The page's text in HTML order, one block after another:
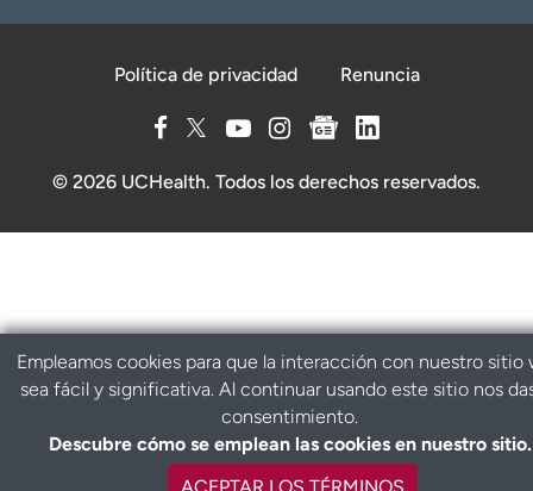
Política de privacidad Renuncia
© 2026 UCHealth. Todos los derechos reservados.
Empleamos cookies para que la interacción con nuestro sitio
sea fácil y significativa. Al continuar usando este sitio nos
consentimiento.
Descubre cómo se emplean las cookies en nuestro sitio.